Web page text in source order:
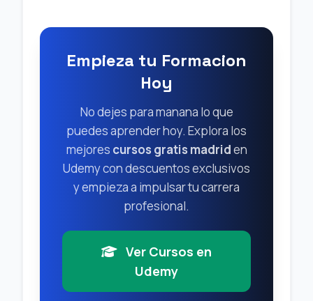
Empieza tu Formacion
Hoy
No dejes para manana lo que
puedes aprender hoy. Explora los
mejores cursos gratis madriden
Udemy con descuentos exclusivos
y empieza a impulsar tu carrera
profesional.
Ver Cursos en
Udemy